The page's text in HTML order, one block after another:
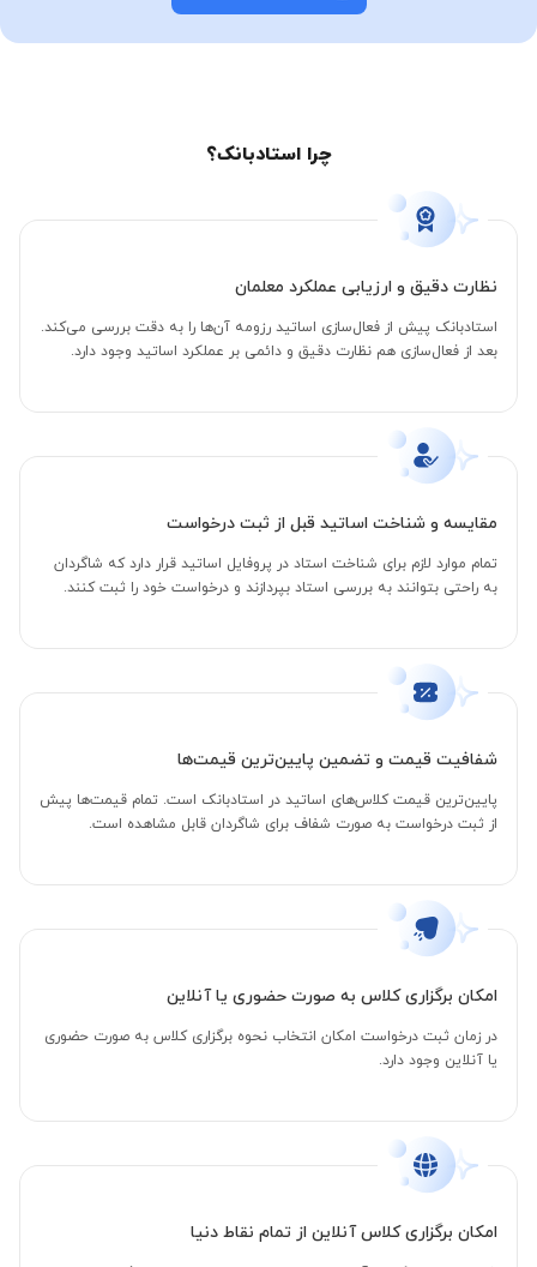
چرا استادبانک؟
نظارت دقیق و ارزیابی عملکرد معلمان
استادبانک پیش از فعال‌سازی اساتید رزومه آن‌ها را به دقت بررسی می‌کند.
بعد از فعال‌سازی هم نظارت دقیق و دائمی بر عملکرد اساتید وجود دارد.
مقایسه و شناخت اساتید قبل از ثبت درخواست
تمام موارد لازم برای شناخت استاد در پروفایل اساتید قرار دارد که شاگردان
به راحتی بتوانند به بررسی استاد بپردازند و درخواست خود را ثبت کنند.
شفافیت قیمت و تضمین پایین‌ترین قیمت‌ها
پایین‌ترین قیمت کلاس‌های اساتید در استادبانک است. تمام قیمت‌ها پیش
از ثبت درخواست به صورت شفاف برای شاگردان قابل مشاهده است.
امکان برگزاری کلاس به صورت حضوری یا آنلاین
در زمان ثبت درخواست امکان انتخاب نحوه برگزاری کلاس به صورت حضوری
یا آنلاین وجود دارد.
امکان برگزاری کلاس آنلاین از تمام نقاط دنیا